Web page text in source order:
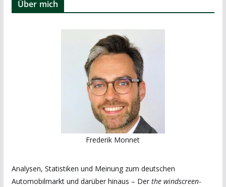
Über mich
Frederik Monnet
Analysen, Statistiken und Meinung zum deutschen
Automobilmarkt und darüber hinaus – Der the windscreen-